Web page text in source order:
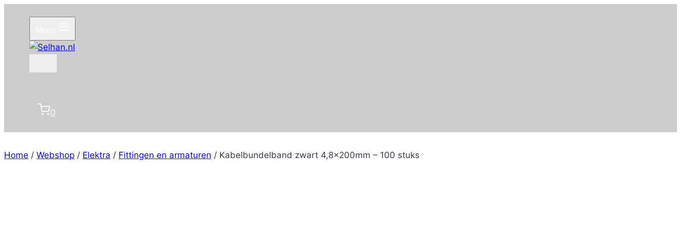
inhoud
0
Home / Webshop / Elektra / Fittingen en armaturen / Kabelbundelband zwart 4,8x200mm – 100 stuks